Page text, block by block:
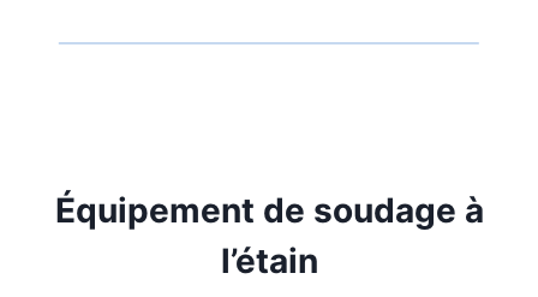
Équipement de soudage à
l’étain